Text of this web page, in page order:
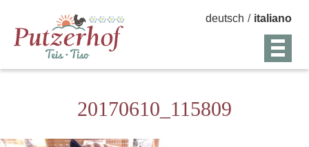
deutsch / italiano
20170610_115809